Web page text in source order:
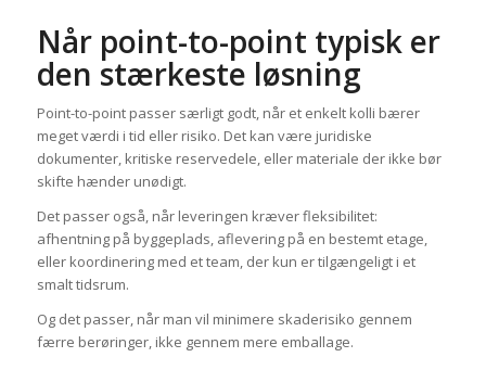
Når point-to-point typisk er
den stærkeste løsning
Point-to-point passer særligt godt, når et enkelt kolli bærer
meget værdi i tid eller risiko. Det kan være juridiske
dokumenter, kritiske reservedele, eller materiale der ikke bør
skifte hænder unødigt.
Det passer også, når leveringen kræver fleksibilitet:
afhentning på byggeplads, aflevering på en bestemt etage,
eller koordinering med et team, der kun er tilgængeligt i et
smalt tidsrum.
Og det passer, når man vil minimere skaderisiko gennem
færre berøringer, ikke gennem mere emballage.